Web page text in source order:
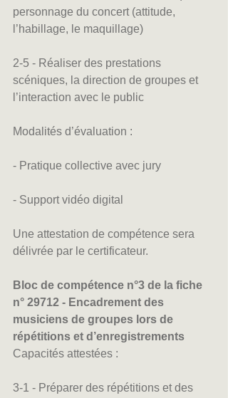
personnage du concert (attitude,
l’habillage, le maquillage)
2-5 - Réaliser des prestations
scéniques, la direction de groupes et
l’interaction avec le public
Modalités d’évaluation :
- Pratique collective avec jury
- Support vidéo digital
Une attestation de compétence sera
délivrée par le certificateur.
Bloc de compétence n°3 de la fiche
n° 29712 - Encadrement des
musiciens de groupes lors de
répétitions et d’enregistrements
Capacités attestées :
3-1 - Préparer des répétitions et des